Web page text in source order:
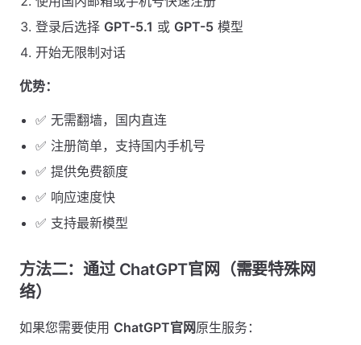
登录后选择 GPT-5.1 或 GPT-5 模型
开始无限制对话
优势：
✅ 无需翻墙，国内直连
✅ 注册简单，支持国内手机号
✅ 提供免费额度
✅ 响应速度快
✅ 支持最新模型
方法二：通过 ChatGPT官网（需要特殊网
络）
如果您需要使用 ChatGPT官网原生服务：